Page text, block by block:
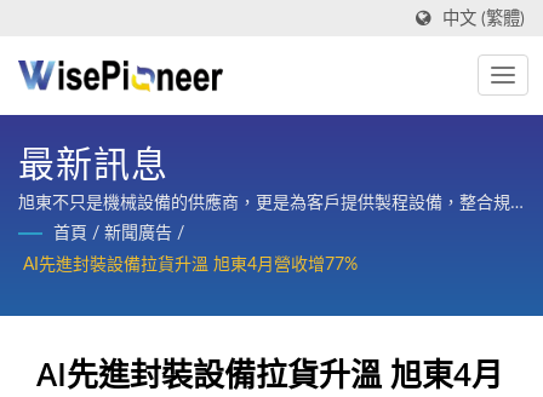
中文 (繁體)
最新訊息
旭東不只是機械設備的供應商，更是為客戶提供製程設備，整合規
劃、設計、製造、訓練與整廠售後服務的策略合作夥伴。
首頁 / 新聞廣告 /
AI先進封裝設備拉貨升溫 旭東4月營收增77%
AI先進封裝設備拉貨升溫 旭東4月